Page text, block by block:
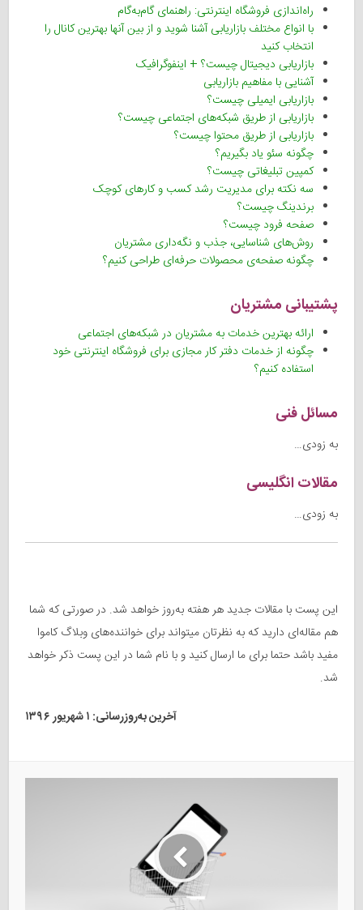
راه‌اندازی فروشگاه اینترنتی: راهنمای گام‌‌به‌گام
با انواع مختلف بازاریابی آشنا شوید و از بین آنها بهترین کانال را
انتخاب کنید
بازاریابی دیجیتال چیست؟ + اینفوگرافیک
آشنایی با مفاهیم بازاریابی
بازاریابی ایمیلی چیست؟
بازاریابی از طریق شبکه‌های اجتماعی چیست؟
بازاریابی از طریق محتوا چیست؟
چگونه سئو یاد بگیریم؟
کمپین تبلیغاتی چیست؟
سه نکته برای مدیریت رشد کسب و کارهای کوچک
برندینگ چیست؟
صفحه فرود چیست؟
روش‌های شناسایی، جذب و نگه‌داری مشتریان
چگونه صفحه‌ی محصولات حرفه‌ای طراحی کنیم؟
پشتیبانی مشتریان
ارائه بهترین خدمات به مشتریان در شبکه‌های اجتماعی
چگونه از خدمات دفتر کار مجازی برای فروشگاه اینترنتی خود
استفاده کنیم؟
مسائل فنی
به زودی…
مقالات انگلیسی
به زودی…
این پست با مقالات جدید هر هفته ‌به‌روز خواهد شد. در صورتی که شما
هم مقاله‌ای دارید که به نظرتان میتواند برای خواننده‌های وبلاگ کاموا
مفید باشد حتما برای ما ارسال کنید و با نام شما در این پست ذکر خواهد
شد.
آخرین به‌روزرسانی:‌ ۱ شهریور ۱۳۹۶